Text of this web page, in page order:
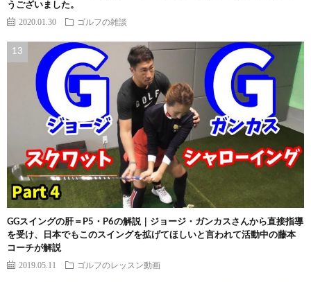
うございました。
2020.01.30 ゴルフの雑談
GGスイングの肝＝P5・P6の解説｜ジョージ・ガンカスさんから直接指導
を受け、日本でもこのスイングを拡げてほしいと言われて活動中の藤本
コーチが解説
2019.05.11 ゴルフのレッスン動画